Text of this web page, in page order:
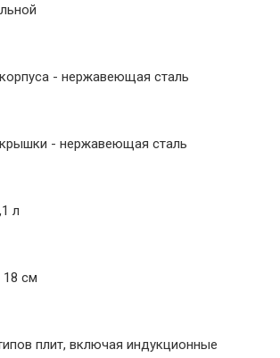
- нержавеющая сталь
- нержавеющая сталь
л
см
плит, включая индукционные